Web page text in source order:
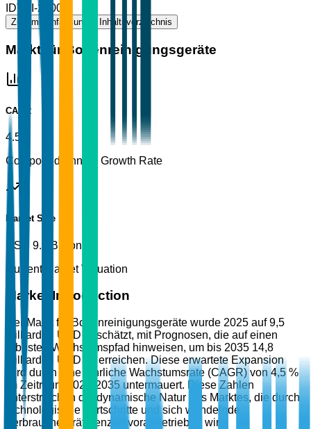
IDTBI-22009
Zusammenfassung Inhaltsverzeichnis
Markt für Bodenreinigungsgeräte
CAGR
4.5%
Compound Annual Growth Rate
Market Size
USD 9.5 Billion
Current Market Valuation
Market Introduction
Der Markt für Bodenreinigungsgeräte wurde 2025 auf 9,5
Milliarden USD geschätzt, mit Prognosen, die auf einen
robusten Wachstumspfad hinweisen, um bis 2035 14,8
Milliarden USD zu erreichen. Diese erwartete Expansion
wird durch eine jährliche Wachstumsrate (CAGR) von 4,5 %
im Zeitraum 2026-2035 untermauert. Diese Zahlen
unterstreichen die dynamische Natur des Marktes, die durch
technologische Fortschritte und sich wandelnde
Verbraucherpräferenzen vorangetrieben wird.